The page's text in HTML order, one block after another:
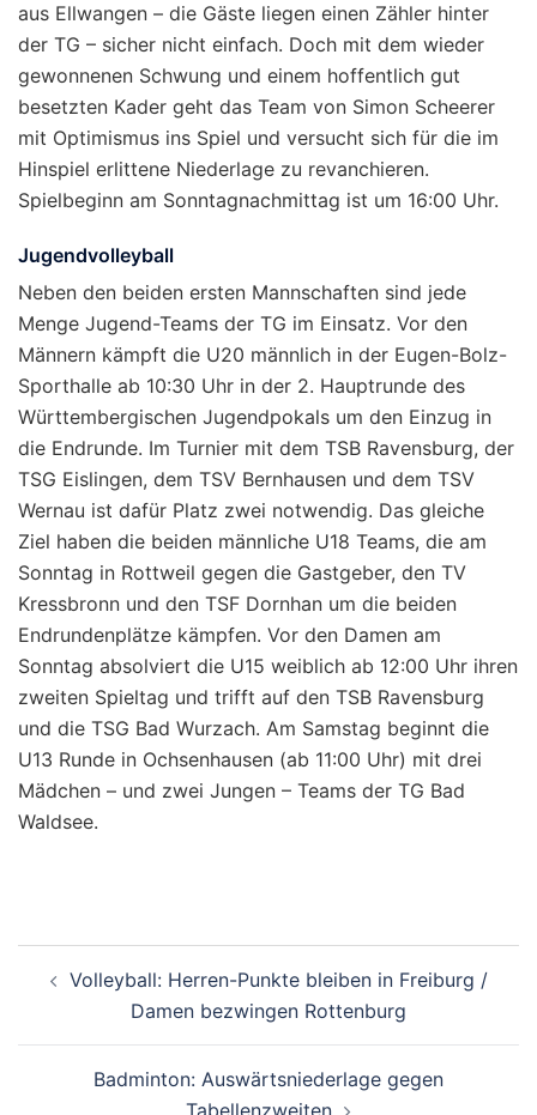
aus Ellwangen – die Gäste liegen einen Zähler hinter
der TG – sicher nicht einfach. Doch mit dem wieder
gewonnenen Schwung und einem hoffentlich gut
besetzten Kader geht das Team von Simon Scheerer
mit Optimismus ins Spiel und versucht sich für die im
Hinspiel erlittene Niederlage zu revanchieren.
Spielbeginn am Sonntagnachmittag ist um 16:00 Uhr.
Jugendvolleyball
Neben den beiden ersten Mannschaften sind jede
Menge Jugend-Teams der TG im Einsatz. Vor den
Männern kämpft die U20 männlich in der Eugen-Bolz-
Sporthalle ab 10:30 Uhr in der 2. Hauptrunde des
Württembergischen Jugendpokals um den Einzug in
die Endrunde. Im Turnier mit dem TSB Ravensburg, der
TSG Eislingen, dem TSV Bernhausen und dem TSV
Wernau ist dafür Platz zwei notwendig. Das gleiche
Ziel haben die beiden männliche U18 Teams, die am
Sonntag in Rottweil gegen die Gastgeber, den TV
Kressbronn und den TSF Dornhan um die beiden
Endrundenplätze kämpfen. Vor den Damen am
Sonntag absolviert die U15 weiblich ab 12:00 Uhr ihren
zweiten Spieltag und trifft auf den TSB Ravensburg
und die TSG Bad Wurzach. Am Samstag beginnt die
U13 Runde in Ochsenhausen (ab 11:00 Uhr) mit drei
Mädchen – und zwei Jungen – Teams der TG Bad
Waldsee.
Volleyball: Herren-Punkte bleiben in Freiburg /
Damen bezwingen Rottenburg
Badminton: Auswärtsniederlage gegen
Tabellenzweiten